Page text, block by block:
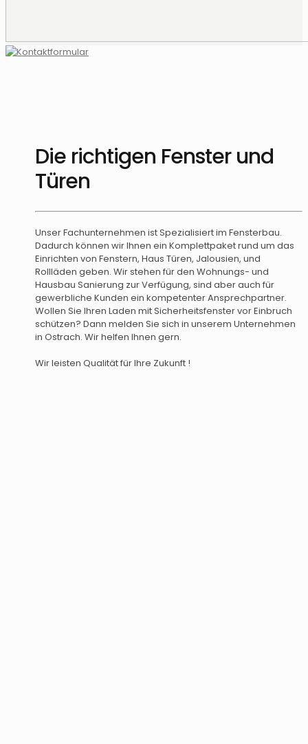
Die richtigen Fenster und
Türen
Unser Fachunternehmen ist Spezialisiert im Fensterbau.
Dadurch können wir Ihnen ein Komplettpaket rund um das
Einrichten von Fenstern, Haus Türen, Jalousien, und
Rollläden geben. Wir stehen für den Wohnungs- und
Hausbau Sanierung zur Verfügung, sind aber auch für
gewerbliche Kunden ein kompetenter Ansprechpartner.
Wollen Sie Ihren Laden mit Sicherheitsfenster vor Einbruch
schützen? Dann melden Sie sich in unserem Unternehmen
in Ostrach. Wir helfen Ihnen gern.
Wir leisten Qualität für Ihre Zukunft !